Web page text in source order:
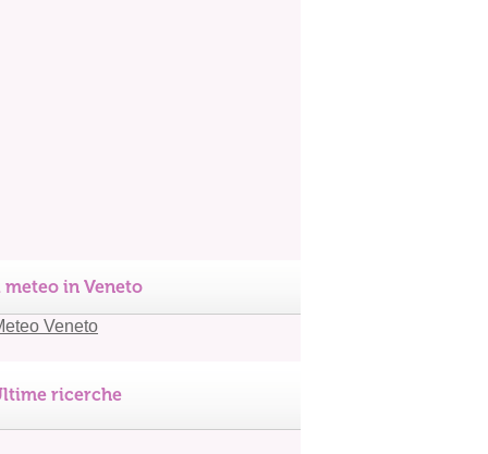
meteo in Veneto
ricerche